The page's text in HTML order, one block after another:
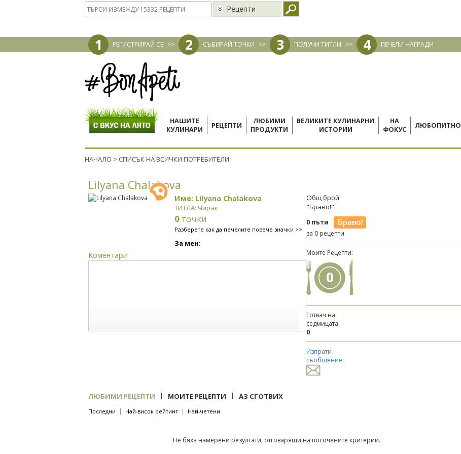
Рецепти
1 РЕГИСТРИРАЙ СЕ >> 2 СЪБИРАЙ ТОЧКИ >> 3 ПОЛУЧИ ТИТЛИ >> 4 ПЕЧЕЛИ НАГРАДИ
НАШИТЕ
КУЛИНАРИ
РЕЦЕПТИ
ЛЮБИМИ
ПРОДУКТИ
ВЕЛИКИТЕ КУЛИНАРНИ
ИСТОРИИ
НА
ФОКУС
ЛЮБОПИТНО
НАЧАЛО > СПИСЪК НА ВСИЧКИ ПОТРЕБИТЕЛИ
Lilyana Chalakova
Име: Lilyana Chalakova
ТИТЛА: Чирак
0 точки
Разберете как да печелите повече значки >>
За мен:
Коментари
Общ брой
"Браво!":
0 пъти
за 0 рецепти
Моите Рецепти:
0
Готвач на
седмицата:
0
Изпрати
съобщение:
ЛЮБИМИ РЕЦЕПТИ | МОИТЕ РЕЦЕПТИ | АЗ СГОТВИХ
Последни | Най-висок рейтинг | Най-четени
Не бяха намерени резултати, отговарящи на посочените критерии.